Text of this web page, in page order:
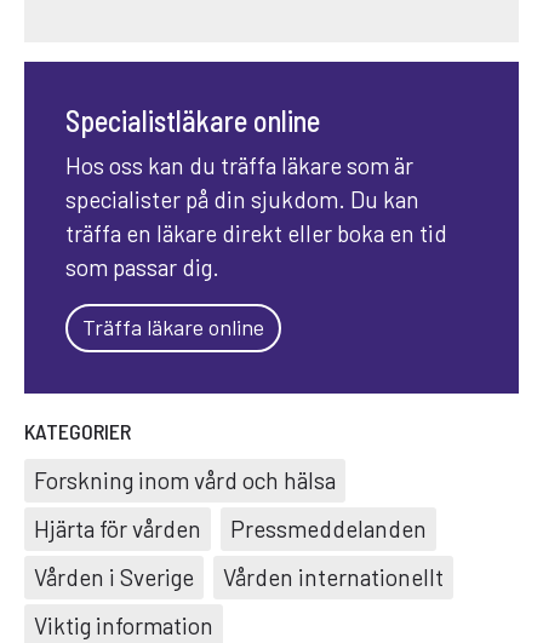
Specialistläkare online
Hos oss kan du träffa läkare som är
specialister på din sjukdom. Du kan
träffa en läkare direkt eller boka en tid
som passar dig.
Träffa läkare online
KATEGORIER
Forskning inom vård och hälsa
Hjärta för vården
Pressmeddelanden
Vården i Sverige
Vården internationellt
Viktig information